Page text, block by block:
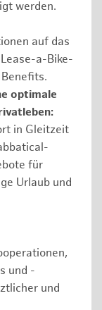
werden.
auf das
a-Bike-
optimale
in Gleitzeit
für
Urlaub und
und -
und